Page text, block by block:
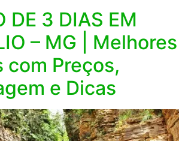
DE 3 DIAS EM
– MG | Melhores
com Preços,
e Dicas